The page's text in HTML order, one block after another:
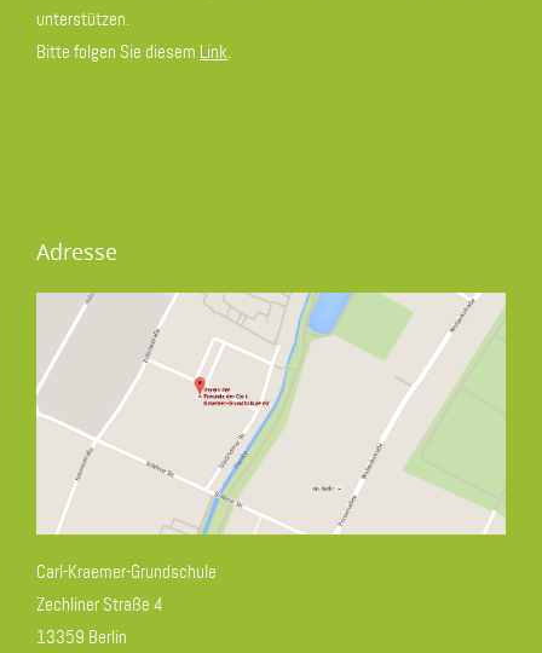
unterstützen.
Bitte folgen Sie diesem Link.
Adresse
Carl-Kraemer-Grundschule
Zechliner Straße 4
13359 Berlin